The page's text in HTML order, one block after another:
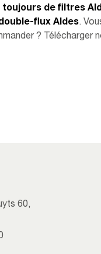
toujours de filtres
flux Aldes.
? Télécharger
60,